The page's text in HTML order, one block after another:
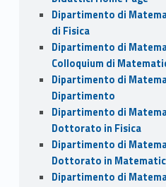
Dipartimento di
di Fisica
Dipartimento di
Colloquium di
Dipartimento di
Dipartimento
Dipartimento di
Dottorato in Fisica
Dipartimento di
Dottorato in
Dipartimento di